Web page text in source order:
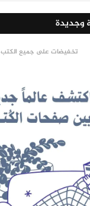
وجديدة
تخفيضات على جميع الكتب